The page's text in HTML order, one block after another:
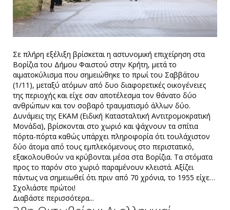
Σε πλήρη εξέλιξη βρίσκεται η αστυνομική επιχείρηση στα
Βορίζια του Δήμου Φαιστού στην Κρήτη, μετά το
αιματοκύλισμα που σημειώθηκε το πρωί του Σαββάτου
(1/11), μεταξύ ατόμων από δυο διαφορετικές οικογένειες
της περιοχής και είχε σαν αποτέλεσμα τον θάνατο δύο
ανθρώπων και τον σοβαρό τραυματισμό άλλων δύο.
Δυνάμεις της ΕΚΑΜ (Ειδική Κατασταλτική Αντιτρομοκρατική
Μονάδα), βρίσκονται στο χωριό και ψάχνουν τα σπίτια
πόρτα-πόρτα καθώς υπάρχει πληροφορία ότι τουλάχιστον
δύο άτομα από τους εμπλεκόμενους στο περιστατικό,
εξακολουθούν να κρύβονται μέσα στα Βορίζια. Τα στόματα
προς το παρόν στο χωριό παραμένουν κλειστά. Αξίζει
πάντως να σημειωθεί ότι πριν από 70 χρόνια, το 1955 είχε…
Σχολιάστε πρώτοι!
Διαβάστε περισσότερα...